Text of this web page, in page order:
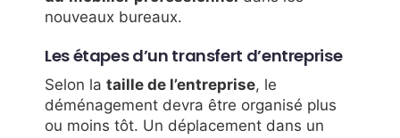
nouveaux bureaux.
Les étapes d’un transfert d’entreprise
Selon la taille de l’entreprise, le
déménagement devra être organisé plus
ou moins tôt. Un déplacement dans un